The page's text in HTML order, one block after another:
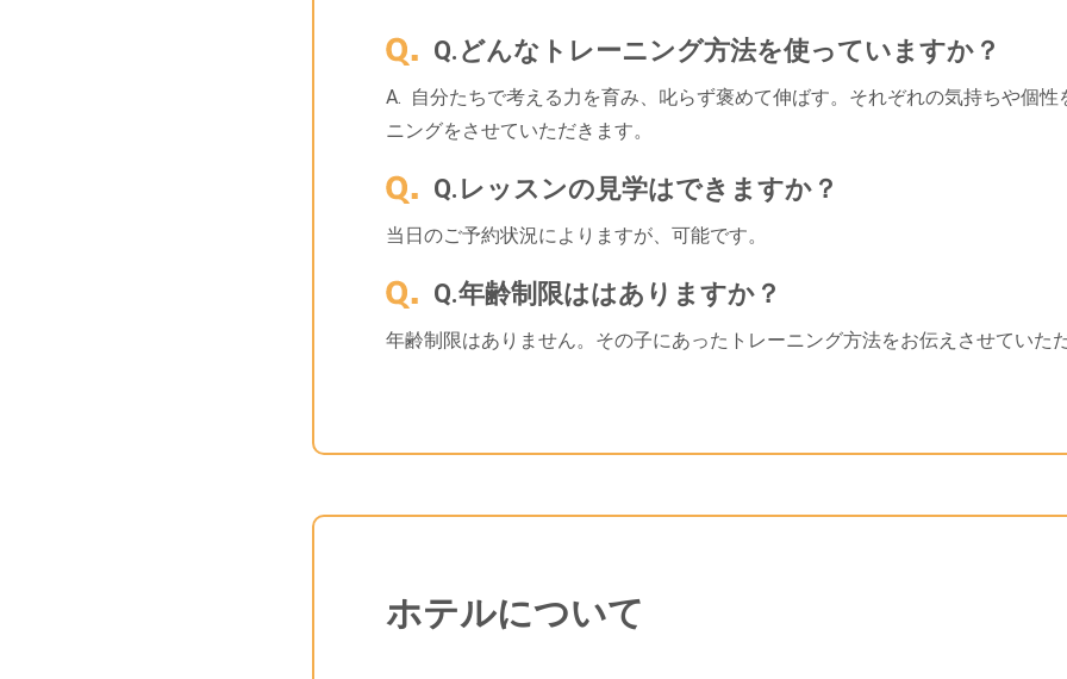
Q.どんなトレーニング方法を使っていますか？
A. 自分たちで考える力を育み、叱らず褒めて伸ばす。それぞれの気持ちや個性
ニングをさせていただきます。
Q.レッスンの見学はできますか？
当日のご予約状況によりますが、可能です。
Q.年齢制限ははありますか？
年齢制限はありません。その子にあったトレーニング方法をお伝えさせていただ
ホテルについて